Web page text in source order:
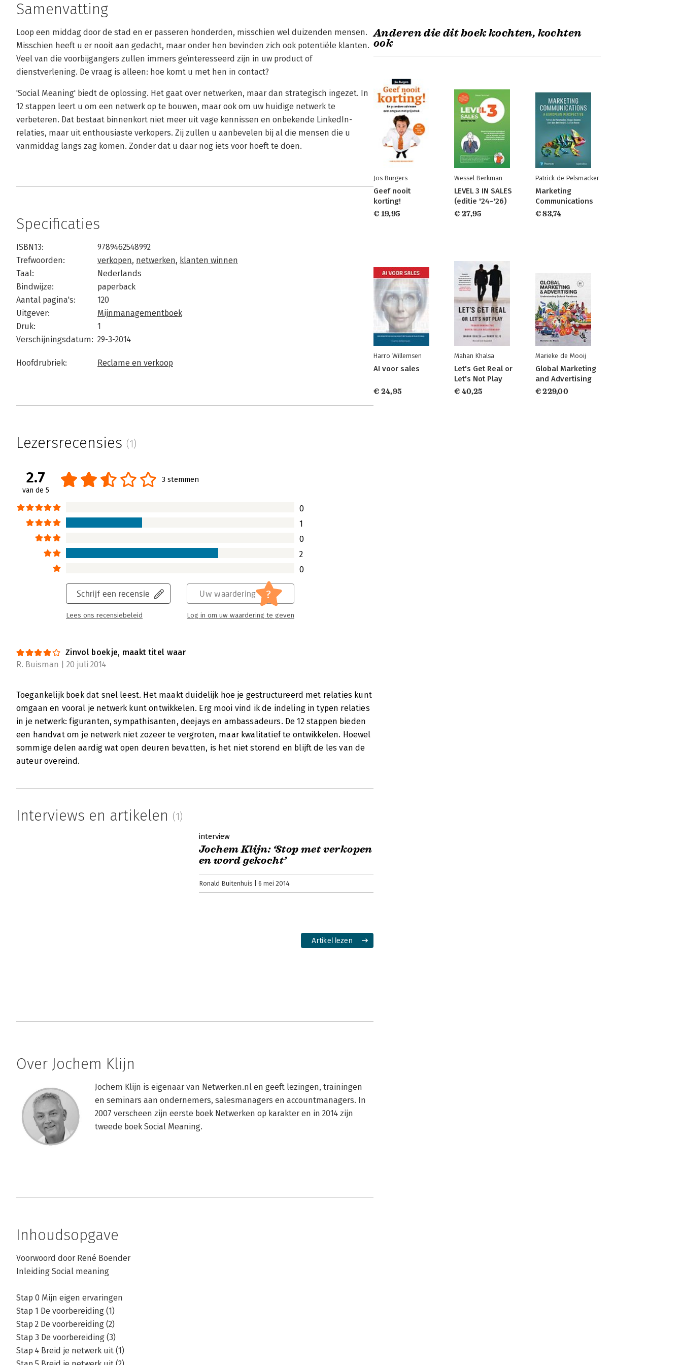
Samenvatting
Loop een middag door de stad en er passeren honderden, misschien wel duizenden mensen.
Misschien heeft u er nooit aan gedacht, maar onder hen bevinden zich ook potentiële klanten.
Veel van die voorbijgangers zullen immers geïnteresseerd zijn in uw product of
dienstverlening. De vraag is alleen: hoe komt u met hen in contact?
'Social Meaning' biedt de oplossing. Het gaat over netwerken, maar dan strategisch ingezet. In
12 stappen leert u om een netwerk op te bouwen, maar ook om uw huidige netwerk te
verbeteren. Dat bestaat binnenkort niet meer uit vage kennissen en onbekende LinkedIn-
relaties, maar uit enthousiaste verkopers. Zij zullen u aanbevelen bij al die mensen die u
vanmiddag langs zag komen. Zonder dat u daar nog iets voor hoeft te doen.
Specificaties
ISBN13:
9789462548992
Trefwoorden:
verkopen, netwerken, klanten winnen
Taal:
Nederlands
Bindwijze:
paperback
Aantal pagina's:
120
Uitgever:
Mijnmanagementboek
Druk:
1
Verschijningsdatum: 29-3-2014
Hoofdrubriek: Reclame en verkoop
Lezersrecensies (1)
2.7
van de 5
3 stemmen
0
1
0
2
0
Schrijf een recensie
Lees ons recensiebeleid
Uw waardering ?
Log in om uw waardering te geven
Zinvol boekje, maakt titel waar
R. Buisman | 20 juli 2014
Toegankelijk boek dat snel leest. Het maakt duidelijk hoe je gestructureerd met relaties kunt
omgaan en vooral je netwerk kunt ontwikkelen. Erg mooi vind ik de indeling in typen relaties
in je netwerk: figuranten, sympathisanten, deejays en ambassadeurs. De 12 stappen bieden
een handvat om je netwerk niet zozeer te vergroten, maar kwalitatief te ontwikkelen. Hoewel
sommige delen aardig wat open deuren bevatten, is het niet storend en blijft de les van de
auteur overeind.
Interviews en artikelen (1)
interview
Jochem Klijn: ‘Stop met verkopen
en word gekocht’
Ronald Buitenhuis 6 mei 2014
Artikel lezen
Over Jochem Klijn
Jochem Klijn is eigenaar van Netwerken.nl en geeft lezingen, trainingen
en seminars aan ondernemers, salesmanagers en accountmanagers. In
2007 verscheen zijn eerste boek Netwerken op karakter en in 2014 zijn
tweede boek Social Meaning.
Inhoudsopgave
Voorwoord door René Boender
Inleiding Social meaning
Stap 0 Mijn eigen ervaringen
Stap 1 De voorbereiding (1)
Stap 2 De voorbereiding (2)
Stap 3 De voorbereiding (3)
Stap 4 Breid je netwerk uit (1)
Anderen die dit boek kochten, kochten
ook
Jos Burgers
Geef nooit
korting!
€ 19,95
Wessel Berkman
LEVEL 3 IN SALES
(editie '24-'26)
€ 27,95
Patrick de Pelsmacker
Marketing
Communications
€ 83,74
Harro Willemsen
AI voor sales
€ 24,95
Mahan Khalsa
Let's Get Real or
Let's Not Play
€ 40,25
Marieke de Mooij
Global Marketing
and Advertising
€ 229,00